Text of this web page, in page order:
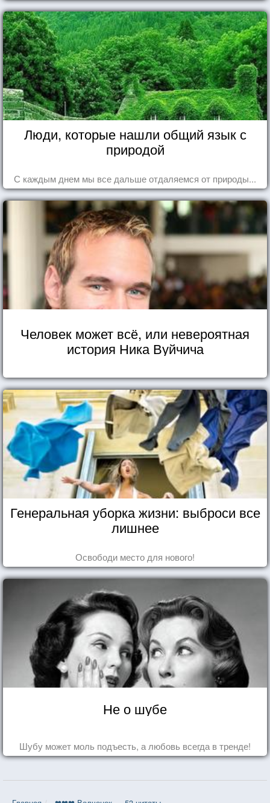
Люди, которые нашли общий язык с
природой
С каждым днем мы все дальше отдаляемся от природы...
Человек может всё, или невероятная
история Ника Вуйчича
Генеральная уборка жизни: выброси все
лишнее
Освободи место для нового!
Не о шубе
Шубу может моль подъесть, а любовь всегда в тренде!